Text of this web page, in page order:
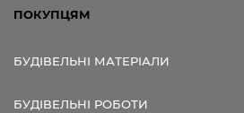
ПОКУПЦЯМ
БУДІВЕЛЬНІ МАТЕРІАЛИ
БУДІВЕЛЬНІ РОБОТИ